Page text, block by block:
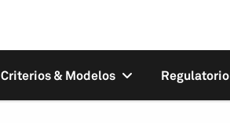
Criterios & Modelos Regulatorio